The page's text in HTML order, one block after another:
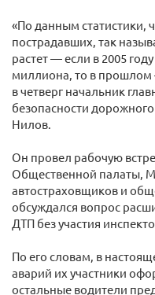
«По данным статистики,
пострадавших, так
растет — если в 2005
миллиона, то в
в четверг начальник
безопасности
Нилов.
Он провел рабочую
Общественной палаты,
автостраховщиков и
обсуждался вопрос
ДТП без участия
По его словам, в
аварий их участники
остальные водители